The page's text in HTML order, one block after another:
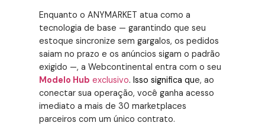
Enquanto o ANYMARKET atua como a
tecnologia de base — garantindo que seu
estoque sincronize sem gargalos, os pedidos
saiam no prazo e os anúncios sigam o padrão
exigido —, a Webcontinental entra com o seu
Modelo Hub exclusivo. Isso significa que, ao
conectar sua operação, você ganha acesso
imediato a mais de 30 marketplaces
parceiros com um único contrato.